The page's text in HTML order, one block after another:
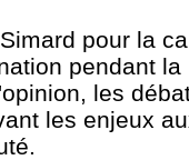
pour la
pendant
les
les enjeux